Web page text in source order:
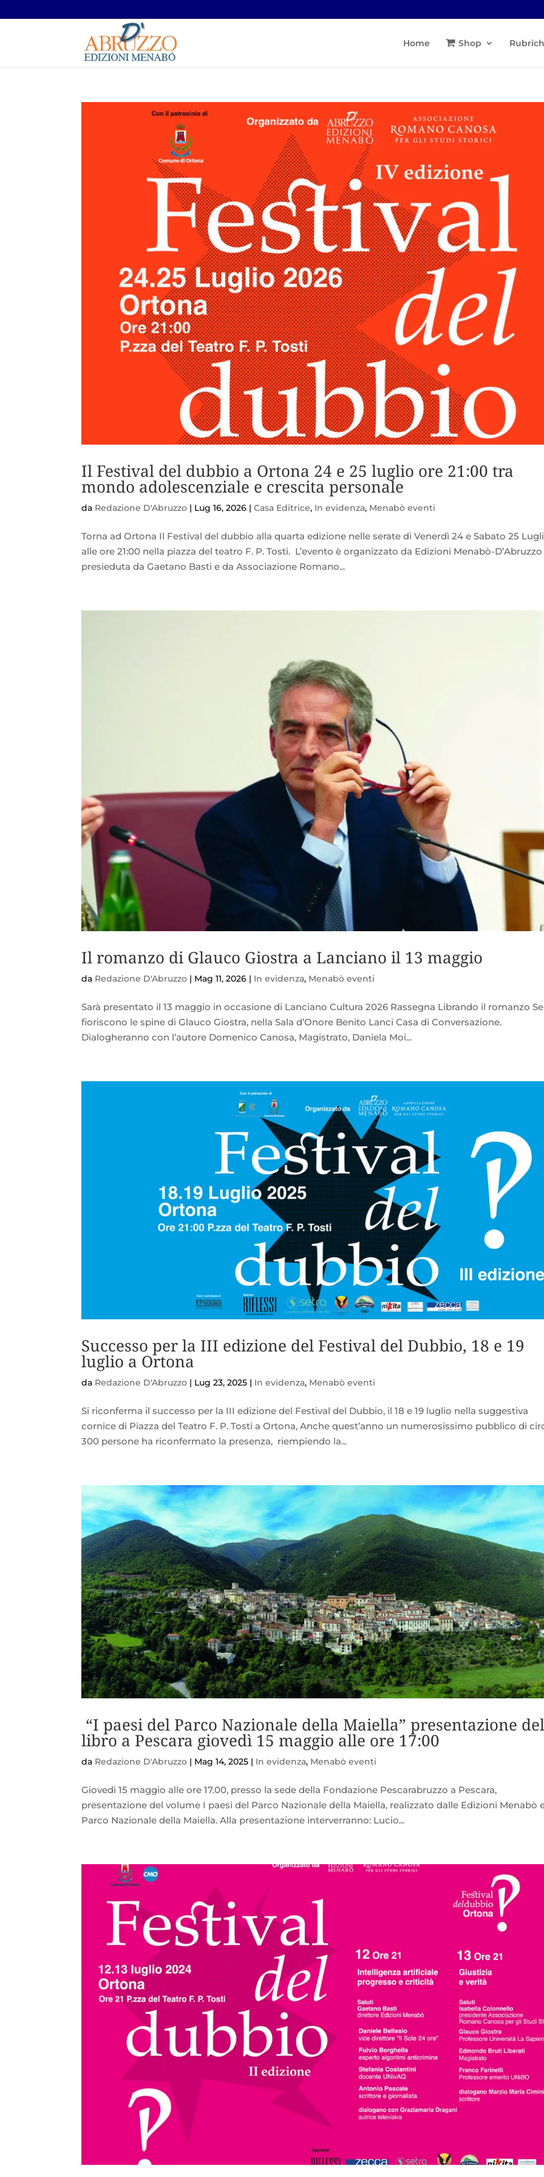
Home Shop
Il Festival del dubbio a Ortona 24 e 25 luglio ore 21:00 tra
mondo adolescenziale e crescita personale
da Redazione D'Abruzzo | Lug 16, 2026 |Casa Editrice, In evidenza, Menabò eventi
Torna ad Ortona Il Festival del dubbio alla quarta edizione nelle serate di Venerdì 24 e Sabato 25
alle ore 21:00 nella piazza del teatro F. P. Tosti. L’evento è organizzato da Edizioni Menabò-D’Abruzzo
presieduta da Gaetano Basti e da Associazione Romano...
Il romanzo di Glauco Giostra a Lanciano il 13 maggio
da Redazione D'Abruzzo | Mag 11, 2026 | In evidenza, Menabò eventi
Sarà presentato il 13 maggio in occasione di Lanciano Cultura 2026 Rassegna Librando il romanzo Se
fioriscono le spine di Glauco Giostra, nella Sala d’Onore Benito Lanci Casa di Conversazione.
Dialogheranno con l’autore Domenico Canosa, Magistrato, Daniela Moi...
Successo per la III edizione del Festival del Dubbio, 18 e 19
luglio a Ortona
da Redazione D'Abruzzo | Lug 23, 2025 | In evidenza, Menabò eventi
Si riconferma il successo per la III edizione del Festival del Dubbio, il 18 e 19 luglio nella suggestiva
cornice di Piazza del Teatro F. P. Tosti a Ortona, Anche quest’anno un numerosissimo pubblico di
300 persone ha riconfermato la presenza, riempiendo la...
“I paesi del Parco Nazionale della Maiella” presentazione
libro a Pescara giovedì 15 maggio alle ore 17:00
da Redazione D'Abruzzo | Mag 14, 2025 | In evidenza, Menabò eventi
Giovedì 15 maggio alle ore 17.00, presso la sede della Fondazione Pescarabruzzo a Pescara,
presentazione del volume I paesi del Parco Nazionale della Maiella, realizzato dalle Edizioni Menabò
Parco Nazionale della Maiella. Alla presentazione interverranno: Lucio...